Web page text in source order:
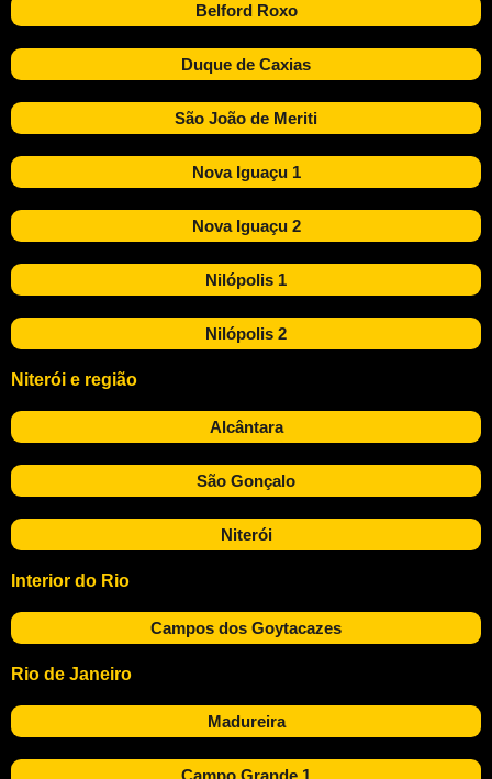
Belford Roxo
Duque de Caxias
São João de Meriti
Nova Iguaçu 1
Nova Iguaçu 2
Nilópolis 1
Nilópolis 2
Niterói e região
Alcântara
São Gonçalo
Niterói
Interior do Rio
Campos dos Goytacazes
Rio de Janeiro
Madureira